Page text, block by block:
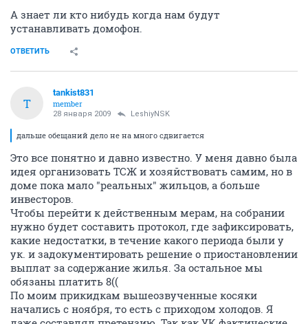
А знает ли кто нибудь когда нам будут
устанавливать домофон.
ОТВЕТИТЬ
T
tankist831
member
28 января 2009 LeshiyNSK
дальше обещаний дело не на много сдвигается
Это все понятно и давно известно. У меня давно была
идея организовать ТСЖ и хозяйствовать самим, но в
доме пока мало "реальных" жильцов, а больше
инвесторов.
Чтобы перейти к действенным мерам, на собрании
нужно будет составить протокол, где зафиксировать,
какие недостатки, в течение какого периода были у
ук. и задокументировать решение о приостановлении
выплат за содержание жилья. За остальное мы
обязаны платить 8((
По моим прикидкам вышеозвученные косяки
начались с ноября, то есть с приходом холодов. Я